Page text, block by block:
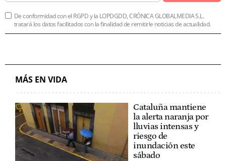
De conformidad con el RGPD y la LOPDGDD, CRÓNICA GLOBALMEDIA S.L.
tratará los datos facilitados con la finalidad de remitirle noticias de actualidad.
MÁS EN VIDA
Cataluña mantiene
la alerta naranja por
lluvias intensas y
riesgo de
inundación este
sábado